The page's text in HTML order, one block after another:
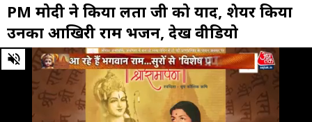
PM मोदी ने किया लता जी को याद, शेयर किया
उनका आखिरी राम भजन, देखें वीडियो
0
of
minute,